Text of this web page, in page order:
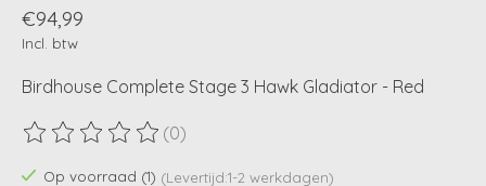
€94,99
Incl. btw
Birdhouse Complete Stage 3 Hawk Gladiator - Red
De beoordeling van dit product is
(0)
Op voorraad (1) (Levertijd:1-2 werkdagen)